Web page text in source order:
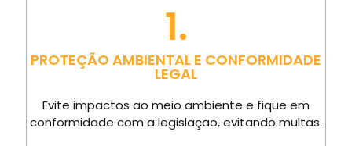
1.
PROTEÇÃO AMBIENTAL E CONFORMIDADE
LEGAL
Evite impactos ao meio ambiente e fique em
conformidade com a legislação, evitando multas.